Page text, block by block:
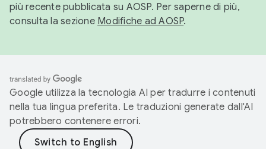
più recente pubblicata su AOSP. Per saperne di più,
consulta la sezione Modifiche ad AOSP.
Google utilizza la tecnologia AI per tradurre i contenuti
nella tua lingua preferita. Le traduzioni generate dall'AI
potrebbero contenere errori.